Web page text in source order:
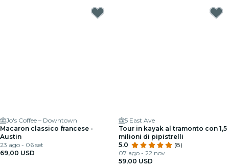
Jo's Coffee – Downtown
Macaron classico francese -
Austin
23 ago - 06 set
69,00 USD
5 East Ave
Tour in kayak al tramonto con 1,5
milioni di pipistrelli
5.0
(8)
07 ago - 22 nov
59,00 USD